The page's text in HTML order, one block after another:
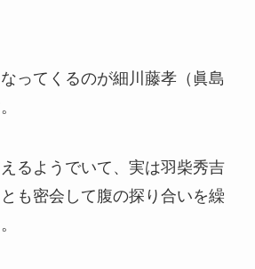
ってくるのが細川藤孝（眞島
るようでいて、実は羽柴秀吉
とも密会して腹の探り合いを繰